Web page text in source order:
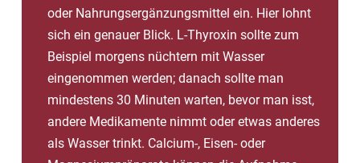
oder Nahrungsergänzungsmittel ein. Hier lohnt
sich ein genauer Blick. L-Thyroxin sollte zum
Beispiel morgens nüchtern mit Wasser
eingenommen werden; danach sollte man
mindestens 30 Minuten warten, bevor man isst,
andere Medikamente nimmt oder etwas anderes
als Wasser trinkt. Calcium-, Eisen- oder